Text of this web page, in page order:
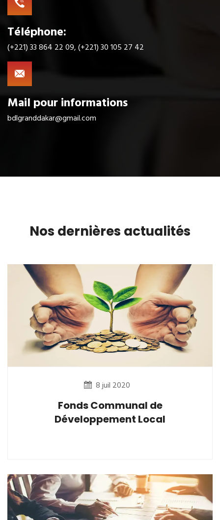
Téléphone:
(+221) 33 864 22 09, (+221) 30 105 27 42
Mail pour informations
bdlgranddakar@gmail.com
Nos dernières actualités
8 juil 2020
Fonds Communal de
Développement Local